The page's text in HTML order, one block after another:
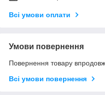
Всі умови оплати
Умови повернення
Повернення товару
Всі умови повернення